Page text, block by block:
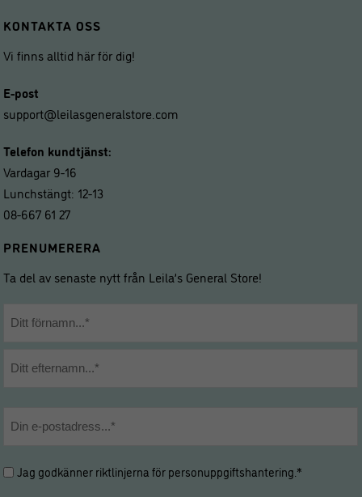
KONTAKTA OSS
Vi finns alltid här för dig!
E-post
support@leilasgeneralstore.com
Telefon kundtjänst:
Vardagar 9-16
Lunchstängt: 12-13
08-667 61 27
PRENUMERERA
Ta del av senaste nytt från Leila’s General Store!
Hantering
Jag godkänner riktlinjerna förpersonuppgiftshantering .*